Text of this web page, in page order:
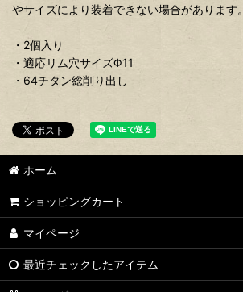
やサイズにより装着できない場合があります。
・2個入り
・適応リム穴サイズΦ11
・64チタン総削り出し
ホーム
ショッピングカート
マイページ
最近チェックしたアイテム